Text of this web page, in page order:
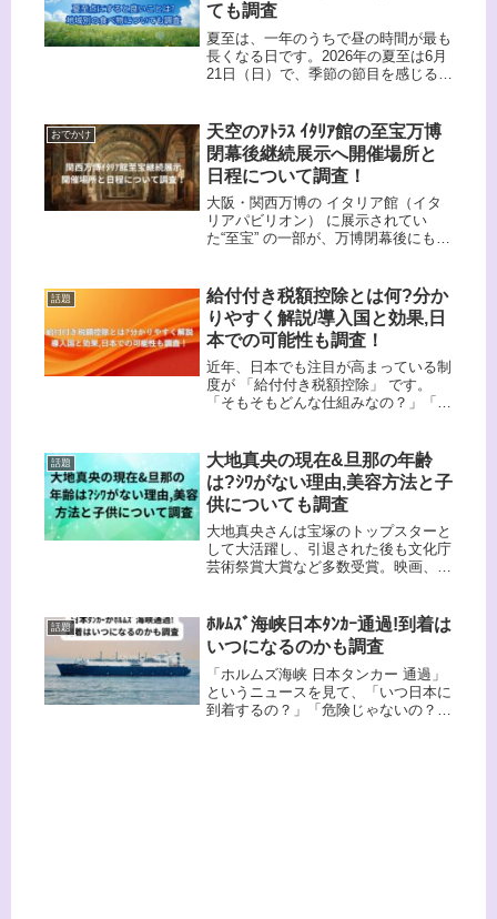
ても調査
夏至は、一年のうちで昼の時間が最も
長くなる日です。2026年の夏至は6月
21日（日）で、季節の節目を感じるの
か、どんな食べ物を食べるのか気にな
る方も多いのではないでしょうか。...
おでかけ
天空のｱﾄﾗｽ ｲﾀﾘｱ館の至宝万博
閉幕後継続展示へ開催場所と
日程について調査！
大阪・関西万博の イタリア館（イタ
リアパビリオン） に展示されてい
た“至宝” の一部が、万博閉幕後にも
で、大阪・夢洲（ゆめしま）を舞台に
開催されるていた大阪・関西万...
話題
給付付き税額控除とは何?分か
りやすく解説/導入国と効果,日
本での可能性も調査！
近年、日本でも注目が高まっている制
度が 「給付付き税額控除」 です。
「そもそもどんな仕組みなの？」「海
付き税額控除の仕組み・海外の導入国
とその効果・日本で導入する場合のメ
リ...
話題
大地真央の現在&旦那の年齢
は?ｼﾜがない理由,美容方法と子
供についても調査
大地真央さんは宝塚のトップスターと
して大活躍し、引退された後も文化庁
芸術祭賞大賞など多数受賞。映画、
がない理由や旦那さんやお子さんはい
るのかについて調査していきたいと思
い...
話題
ﾎﾙﾑｽﾞ海峡日本ﾀﾝｶｰ通過!到着は
いつになるのかも調査
「ホルムズ海峡 日本タンカー 通過」
というニュースを見て、「いつ日本に
到着するの？」「危険じゃないの？」